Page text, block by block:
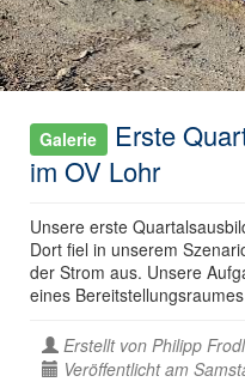
Galerie
Erste
im OV Lohr
Unsere erste
Dort fiel in unserem
der Strom aus. Unsere
eines
Erstellt von Philipp Frodl
Veröffentlicht am